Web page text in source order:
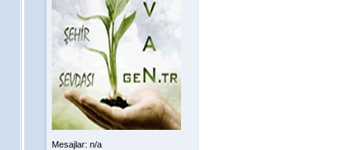
Mesajlar: n/a